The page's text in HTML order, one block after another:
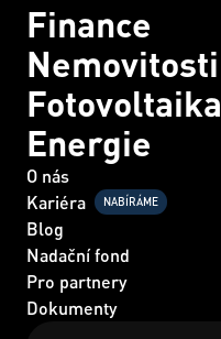
Finance
Nemovitosti
Fotovoltaika
Energie
O nás
Kariéra
NABÍRÁME
Blog
Nadační fond
Pro partnery
Dokumenty